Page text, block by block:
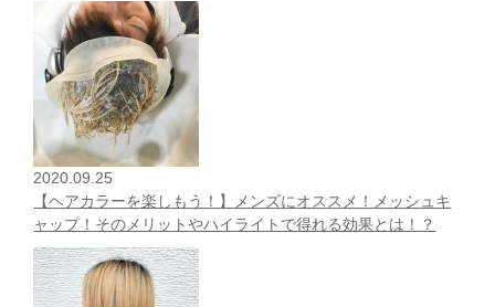
2020.09.25
【ヘアカラーを楽しもう！】メンズにオススメ！メッシュキ
ャップ！そのメリットやハイライトで得れる効果とは！？